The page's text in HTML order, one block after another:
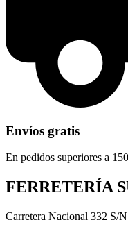
Envíos gratis
En pedidos superiores a
FERRETERÍA
Carretera Nacional 332 S/